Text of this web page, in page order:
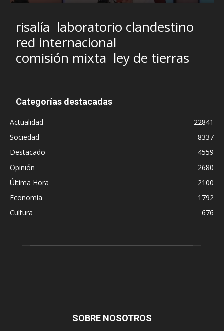
risalía laboratorio clandestino
red internacional
comisión mixta ley de tierras
Categorías destacadas
Actualidad
22841
Sociedad
8337
Destacado
4559
Opinión
2680
Última Hora
2100
Economía
1792
Cultura
676
SOBRE NOSOTROS